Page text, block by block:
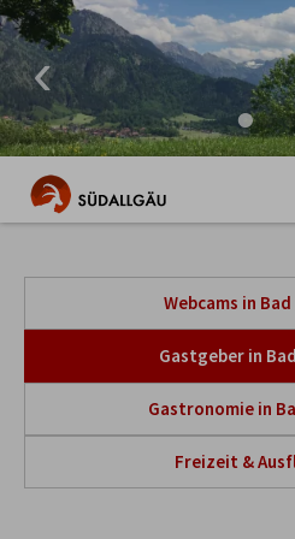
Wandern
Tipps
Webcams in
Gastgeber in
Gastronomie in
Freizeit &